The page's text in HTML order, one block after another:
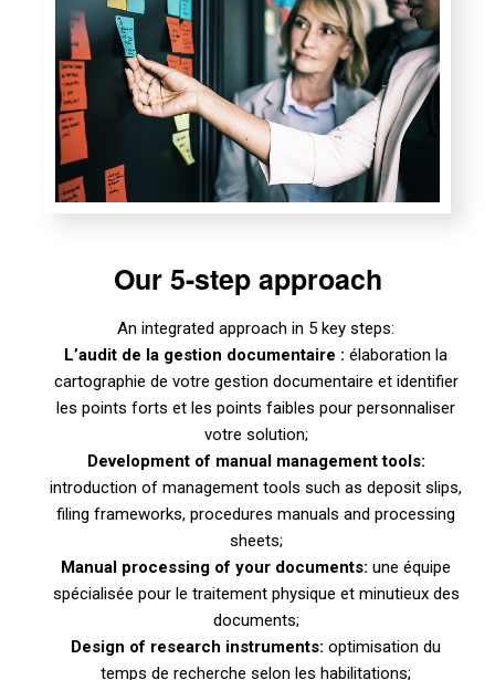
Our 5-step approach
An integrated approach in 5 key steps:
L’audit de la gestion documentaire : élaboration la
cartographie de votre gestion documentaire et identifier
les points forts et les points faibles pour personnaliser
votre solution;
Development of manual management tools:
introduction of management tools such as deposit slips,
filing frameworks, procedures manuals and processing
sheets;
Manual processing of your documents: une équipe
spécialisée pour le traitement physique et minutieux des
documents;
Design of research instruments: optimisation du
temps de recherche selon les habilitations;